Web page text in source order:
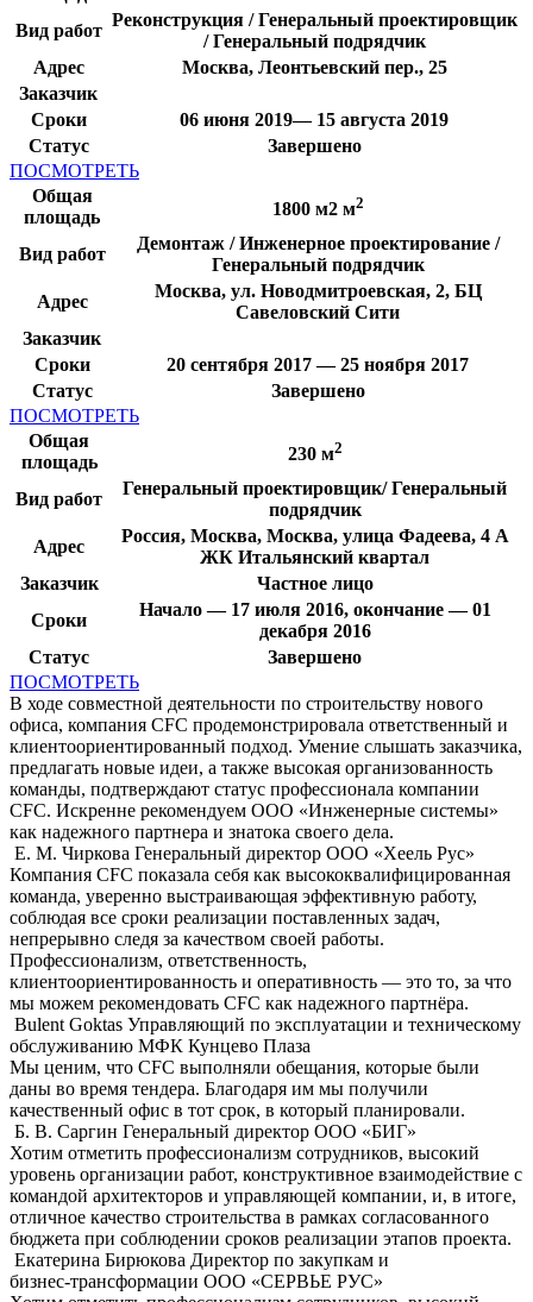
Вид работ
Реконструкция / Генеральный проектировщик
/ Генеральный подрядчик
Адрес
Москва, Леонтьевский пер., 25
Заказчик
Сроки
06 июня 2019— 15 августа 2019
Статус
Завершено
ПОСМОТРЕТЬ
Общая
площадь
1800 м2 м2
Вид работ
Демонтаж / Инженерное проектирование /
Генеральный подрядчик
Адрес
Москва, ул. Новодмитроевская, 2, БЦ
Савеловский Сити
Заказчик
Сроки
20 сентября 2017 — 25 ноября 2017
Статус
Завершено
ПОСМОТРЕТЬ
Общая
площадь
230 м2
Вид работ
Генеральный проектировщик/ Генеральный
подрядчик
Адрес
Россия, Москва, Москва, улица Фадеева, 4 А
ЖК Итальянский квартал
Заказчик
Частное лицо
Сроки
Начало — 17 июля 2016, окончание — 01
декабря 2016
Статус
Завершено
ПОСМОТРЕТЬ
В ходе совместной деятельности по строительству нового
офиса, компания CFC продемонстрировала ответственный и
клиентоориентированный подход. Умение слышать заказчика,
предлагать новые идеи, а также высокая организованность
команды, подтверждают статус профессионала компании
CFC. Искренне рекомендуем ООО «Инженерные системы»
как надежного партнера и знатока своего дела.
Е. М. Чиркова Генеральный директор ООО «Хеель Рус»
Компания CFC показала себя как высококвалифицированная
команда, уверенно выстраивающая эффективную работу,
соблюдая все сроки реализации поставленных задач,
непрерывно следя за качеством своей работы.
Профессионализм, ответственность,
клиентоориентированность и оперативность — это то, за что
мы можем рекомендовать CFC как надежного партнёра.
Bulent Goktas Управляющий по эксплуатации и техническому
обслуживанию МФК Кунцево Плаза
Мы ценим, что CFC выполняли обещания, которые были
даны во время тендера. Благодаря им мы получили
качественный офис в тот срок, в который планировали.
Б. В. Саргин Генеральный директор OOO «БИГ»
Хотим отметить профессионализм сотрудников, высокий
уровень организации работ, конструктивное взаимодействие с
командой архитекторов и управляющей компании, и, в итоге,
отличное качество строительства в рамках согласованного
бюджета при соблюдении сроков реализации этапов проекта.
Екатерина Бирюкова Директор по закупкам и
бизнес-трансформации ООО «СЕРВЬЕ РУС»